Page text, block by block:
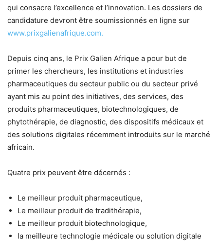
qui consacre l’excellence et l’innovation. Les dossiers de
candidature devront être soumissionnés en ligne sur
www.prixgalienafrique.com.
Depuis cinq ans, le Prix Galien Afrique a pour but de
primer les chercheurs, les institutions et industries
pharmaceutiques du secteur public ou du secteur privé
ayant mis au point des initiatives, des services, des
produits pharmaceutiques, biotechnologiques, de
phytothérapie, de diagnostic, des dispositifs médicaux et
des solutions digitales récemment introduits sur le marché
africain.
Quatre prix peuvent être décernés :
Le meilleur produit pharmaceutique,
Le meilleur produit de tradithérapie,
Le meilleur produit biotechnologique,
la meilleure technologie médicale ou solution digitale